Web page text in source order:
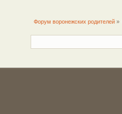
Форум воронежских родителей»